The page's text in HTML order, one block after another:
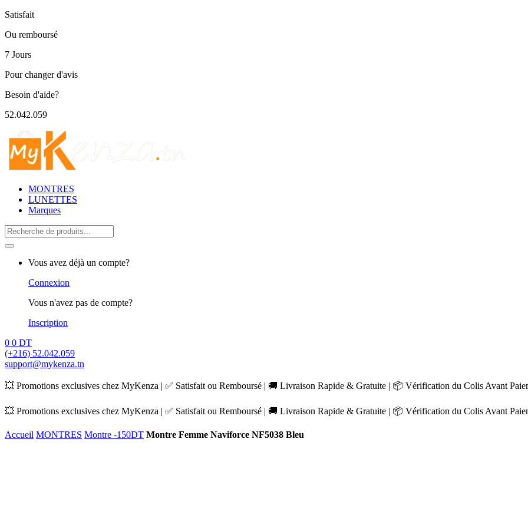
Satisfait
Ou remboursé
7 Jours
Pour changer d'avis
Besoin d'aide?
52.042.059
MONTRES
LUNETTES
Marques
Search
for:
Vous avez déjà un compte?
Connexion
Vous n'avez pas de compte?
Inscription
0 0 DT
(+216) 52.042.059
support@mykenza.tn
💥 Promotions exclusives chez MyKenza | ✅ Satisfait ou Remboursé | 🚚 Livraison Rapide & Gratuite | 📦 Vérification du Colis Avant
💥 Promotions exclusives chez MyKenza | ✅ Satisfait ou Remboursé | 🚚 Livraison Rapide & Gratuite | 📦 Vérification du Colis Avant
Accueil MONTRES Montre -150DT Montre Femme Naviforce NF5038 Bleu